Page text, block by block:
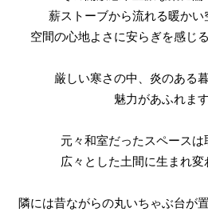
薪ストーブから流れる暖かい
空間の心地よさに安らぎを感じ
厳しい寒さの中、炎のある
魅力があふれます
元々和室だったスペースは
広々とした土間に生まれ変
隣には昔ながらの丸いちゃぶ台が